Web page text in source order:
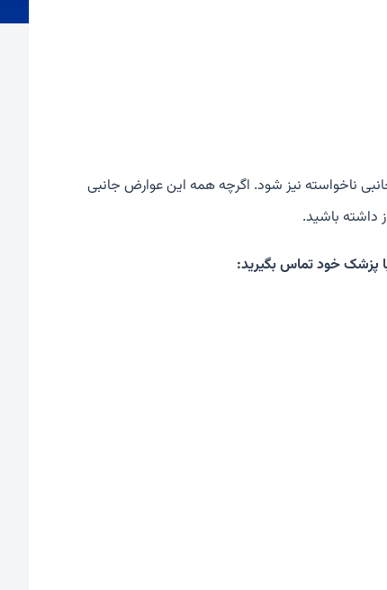
ناخواسته نیز شود. اگرچه همه این عوارض جانبی
داشته باشید.
پزشک خود تماس بگیرید: